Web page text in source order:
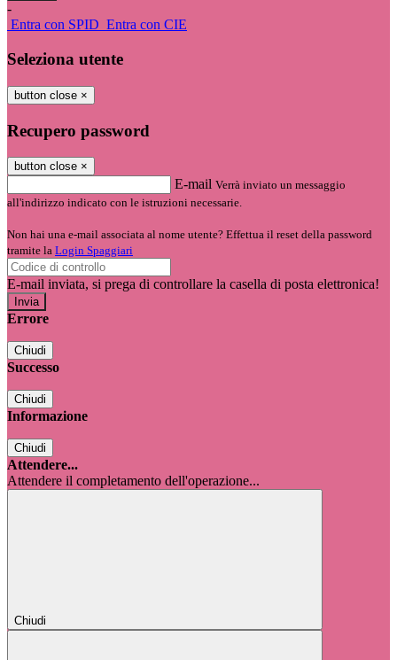
-
Entra con SPID Entra con CIE
Seleziona utente
button close ×
Recupero password
button close ×
E-mail Verrà inviato un messaggio
all'indirizzo indicato con le istruzioni necessarie.
Non hai una e-mail associata al nome utente? Effettua il reset della password
tramite la Login Spaggiari
E-mail inviata, si prega di controllare la casella di posta elettronica!
Errore
Chiudi
Successo
Chiudi
Informazione
Chiudi
Attendere...
Attendere il completamento dell'operazione...
Chiudi